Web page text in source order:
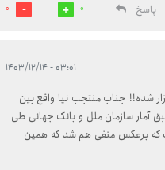
پاسخ
0
0
۰۳:۰۱ - ۱۴۰۳/۱۲/۱۴
شده!! جناب منتجب نیا واقع بین
آمار سازمان ملل و بانک جهانی طی
که برعکس منفی هم شد که همین